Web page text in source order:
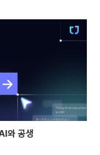
와 공생